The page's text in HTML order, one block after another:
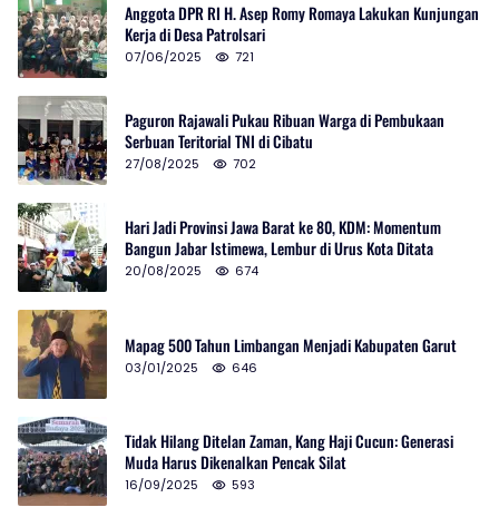
Anggota DPR RI H. Asep Romy Romaya Lakukan Kunjungan
Kerja di Desa Patrolsari
07/06/2025 721
Paguron Rajawali Pukau Ribuan Warga di Pembukaan
Serbuan Teritorial TNI di Cibatu
27/08/2025 702
Hari Jadi Provinsi Jawa Barat ke 80, KDM: Momentum
Bangun Jabar Istimewa, Lembur di Urus Kota Ditata
20/08/2025 674
Mapag 500 Tahun Limbangan Menjadi Kabupaten Garut
03/01/2025 646
Tidak Hilang Ditelan Zaman, Kang Haji Cucun: Generasi
Muda Harus Dikenalkan Pencak Silat
16/09/2025 593